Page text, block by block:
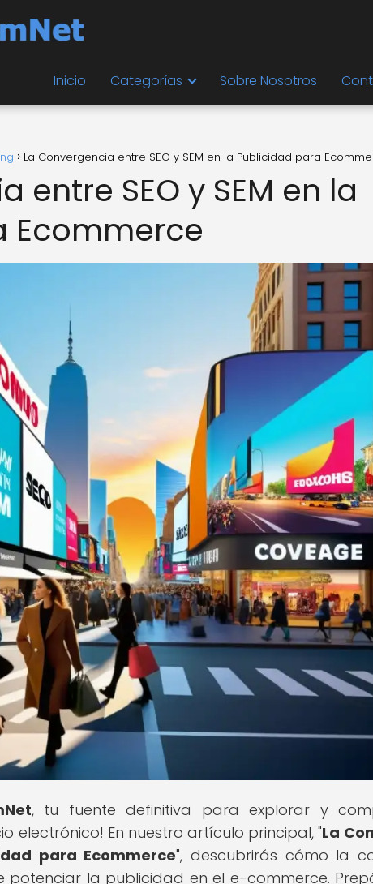
Inicio Categorías Sobre Nosotros
La Convergencia entre SEO y SEM en la Publicidad para
entre SEO y SEM en la
Ecommerce
, tu fuente definitiva para explorar y
electrónico! En nuestro artículo principal, "La
para Ecommerce", descubrirás cómo la
potenciar la publicidad en el e-commerce.